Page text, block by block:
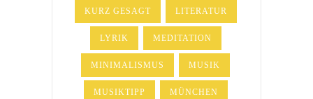
KURZ GESAGT LITERATUR
LYRIK MEDITATION
MINIMALISMUS MUSIK
MUSIKTIPP MÜNCHEN